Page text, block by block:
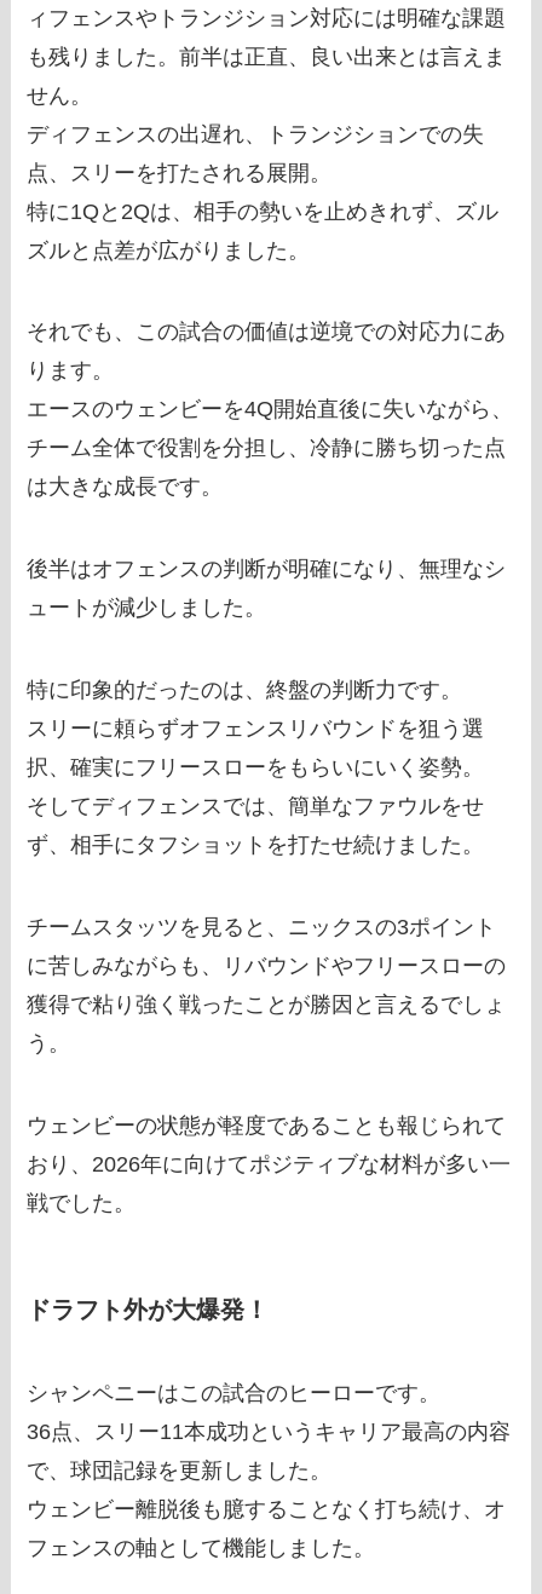
ィフェンスやトランジション対応には明確な課題
も残りました。前半は正直、良い出来とは言えま
せん。
ディフェンスの出遅れ、トランジションでの失
点、スリーを打たされる展開。
特に1Qと2Qは、相手の勢いを止めきれず、ズル
ズルと点差が広がりました。
それでも、この試合の価値は逆境での対応力にあ
ります。
エースのウェンビーを4Q開始直後に失いながら、
チーム全体で役割を分担し、冷静に勝ち切った点
は大きな成長です。
後半はオフェンスの判断が明確になり、無理なシ
ュートが減少しました。
特に印象的だったのは、終盤の判断力です。
スリーに頼らずオフェンスリバウンドを狙う選
択、確実にフリースローをもらいにいく姿勢。
そしてディフェンスでは、簡単なファウルをせ
ず、相手にタフショットを打たせ続けました。
チームスタッツを見ると、ニックスの3ポイント
に苦しみながらも、リバウンドやフリースローの
獲得で粘り強く戦ったことが勝因と言えるでしょ
う。
ウェンビーの状態が軽度であることも報じられて
おり、2026年に向けてポジティブな材料が多い一
戦でした。
ドラフト外が大爆発！
シャンペニーはこの試合のヒーローです。
36点、スリー11本成功というキャリア最高の内容
で、球団記録を更新しました。
ウェンビー離脱後も臆することなく打ち続け、オ
フェンスの軸として機能しました。